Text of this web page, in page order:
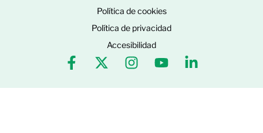
Política de cookies
Política de privacidad
Accesibilidad